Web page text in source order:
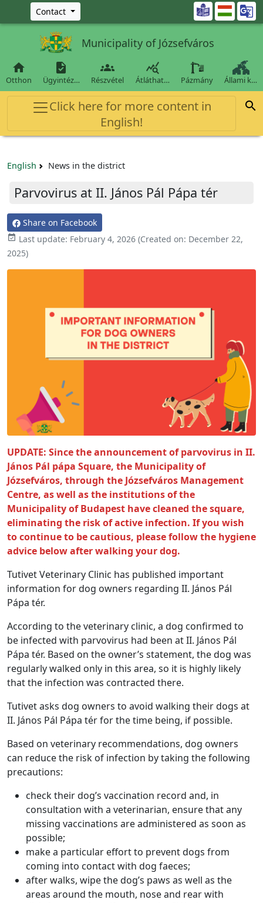
Ugrás a fő tartalomra
Contact 
Municipality of Józsefváros

Otthon

Ügyintéz…

Részvétel

Átláthat… Pázmány Állami k…
Click here for more content in
English!

English News in the district
Parvovirus at II. János Pál Pápa tér
Share on Facebook
 Last update: February 4, 2026 (Created on: December 22,
2025)
UPDATE: Since the announcement of parvovirus in II.
János Pál pápa Square, the Municipality of
Józsefváros, through the Józsefváros Management
Centre, as well as the institutions of the
Municipality of Budapest have cleaned the square,
eliminating the risk of active infection. If you wish
to continue to be cautious, please follow the hygiene
advice below after walking your dog.
Tutivet Veterinary Clinic has published important
information for dog owners regarding II. János Pál
Pápa tér.
According to the veterinary clinic, a dog confirmed to
be infected with parvovirus had been at II. János Pál
Pápa tér. Based on the owner’s statement, the dog was
regularly walked only in this area, so it is highly likely
that the infection was contracted there.
Tutivet asks dog owners to avoid walking their dogs at
II. János Pál Pápa tér for the time being, if possible.
Based on veterinary recommendations, dog owners
can reduce the risk of infection by taking the following
precautions:
check their dog’s vaccination record and, in
consultation with a veterinarian, ensure that any
missing vaccinations are administered as soon as
possible;
make a particular effort to prevent dogs from
coming into contact with dog faeces;
after walks, wipe the dog’s paws as well as the
areas around the mouth, nose and rear with